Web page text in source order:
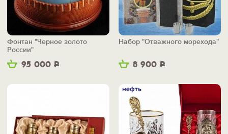
95 000 Р
Фонтан "Черное золото
России"
8 900 Р
Набор "Отважного морехода"